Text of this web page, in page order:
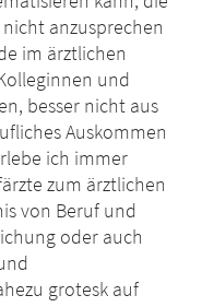
anzusprechen
im ärztlichen
und
besser nicht aus
Auskommen
ich immer
zum ärztlichen
von Beruf und
oder auch
grotesk auf